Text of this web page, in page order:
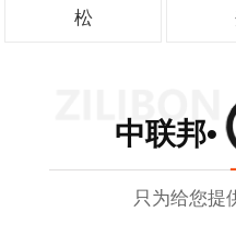
松
中联
只为给您提